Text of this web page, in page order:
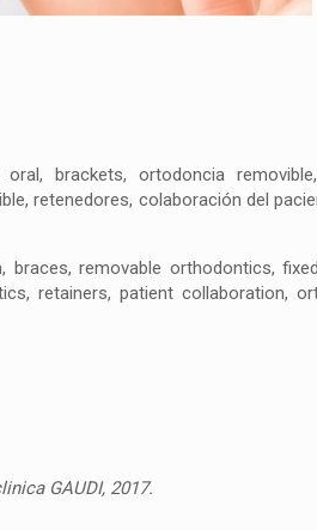
brackets, ortodoncia
retenedores, colaboración del
braces, removable orthodontics,
retainers, patient collaboration,
GAUDI, 2017.